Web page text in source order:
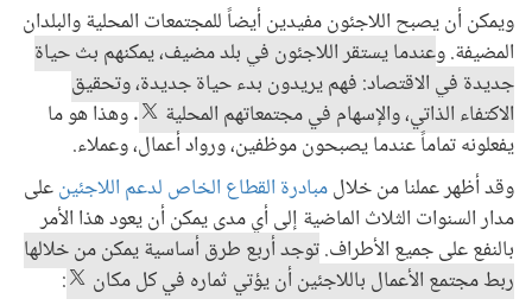
ويمكن أن يصبح اللاجئون مفيدين أيضاً للمجتمعات المحلية والبلدان
المضيفة. وعندما يستقر اللاجئون في بلد مضيف، يمكنهم بث حياة
جديدة في الاقتصاد: فهم يريدون بدء حياة جديدة، وتحقيق
الاكتفاء الذاتي، والإسهام في مجتمعاتهم المحلية
. وهذا هو ما
يفعلونه تماماً عندما يصبحون موظفين، ورواد أعمال، وعملاء.
وقد أظهر عملنا من خلالمبادرة القطاع الخاص لدعم اللاجئينعلى
مدار السنوات الثلاث الماضية إلى أي مدى يمكن أن يعود هذا الأمر
بالنفع على جميع الأطراف.توجد أربع طرق أساسية يمكن من خلالها
ربط مجتمع الأعمال باللاجئين أن يؤتي ثماره في كل مكان
: